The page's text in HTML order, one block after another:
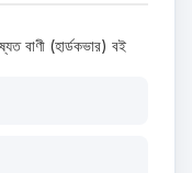
বাণী (হার্ডকভার) বই